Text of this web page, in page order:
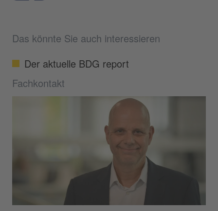
Das könnte Sie auch interessieren
Der aktuelle BDG report
Fachkontakt